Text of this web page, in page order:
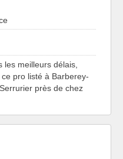
les meilleurs délais,
pro listé à Barberey-
près de chez